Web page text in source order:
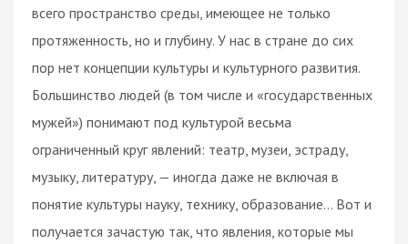
всего пространство среды, имеющее не только
протяженность, но и глубину. У нас в стране до сих
пор нет концепции культуры и культурного развития.
Большинство людей (в том числе и «государственных
мужей») понимают под культурой весьма
ограниченный круг явлений: театр, музеи, эстраду,
музыку, литературу, — иногда даже не включая в
понятие культуры науку, технику, образование… Вот и
получается зачастую так, что явления, которые мы